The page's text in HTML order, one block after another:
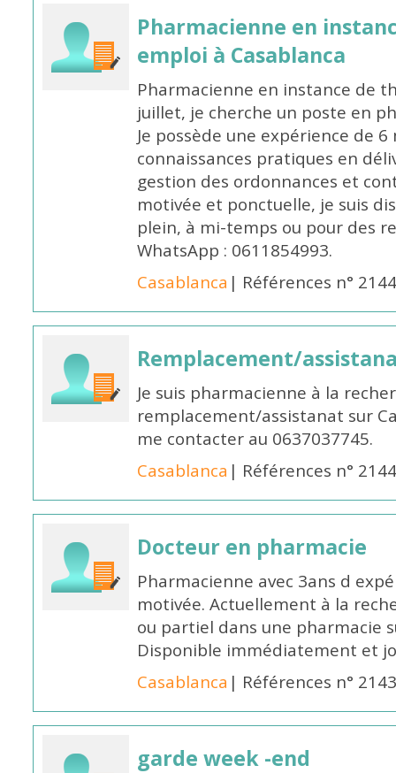
Pharmacienne en
emploi à Casablanca
Pharmacienne en instance de
juillet, je cherche un poste en
Je possède une expérience de
connaissances pratiques en
gestion des ordonnances et
motivée et ponctuelle, je suis
plein, à mi-temps ou pour des
WhatsApp : 0611854993.
Casablanca | Références n°
Remplacement/
Je suis pharmacienne à la
remplacement/assistanat sur
me contacter au 0637037745.
Casablanca | Références n°
Docteur en pharmacie
Pharmacienne avec 3ans d
motivée. Actuellement à la
ou partiel dans une pharmacie
Disponible immédiatement et
Casablanca | Références n°
garde week -end